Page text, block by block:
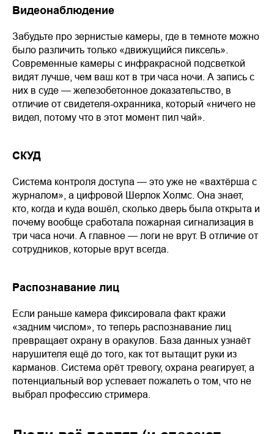
Видеонаблюдение
Забудьте про зернистые камеры, где в темноте можно
было различить только «движущийся пиксель».
Современные камеры с инфракрасной подсветкой
видят лучше, чем ваш кот в три часа ночи. А запись с
них в суде — железобетонное доказательство, в
отличие от свидетеля-охранника, который «ничего не
видел, потому что в этот момент пил чай».
СКУД
Система контроля доступа — это уже не «вахтёрша с
журналом», а цифровой Шерлок Холмс. Она знает,
кто, когда и куда вошёл, сколько дверь была открыта и
почему вообще сработала пожарная сигнализация в
три часа ночи. А главное — логи не врут. В отличие от
сотрудников, которые врут всегда.
Распознавание лиц
Если раньше камера фиксировала факт кражи
«задним числом», то теперь распознавание лиц
превращает охрану в оракулов. База данных узнаёт
нарушителя ещё до того, как тот вытащит руки из
карманов. Система орёт тревогу, охрана реагирует, а
потенциальный вор успевает пожалеть о том, что не
выбрал профессию стримера.